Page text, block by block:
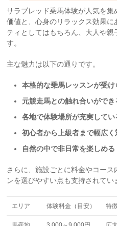
サラブレッド乗馬体験が人気を
価値と、心身のリラックス効果
ティとしてはもちろん、大人や
す。
主な魅力は以下の通りです。
本格的な乗馬レッスンが受け
元競走馬との触れ合いができ
各地で体験場所が充実してい
初心者から上級者まで幅広く
自然の中で非日常を楽しめる
さらに、施設ごとに料金やコー
ンを選びやすい点も支持されてい
エリア 体験料金（目安） 特